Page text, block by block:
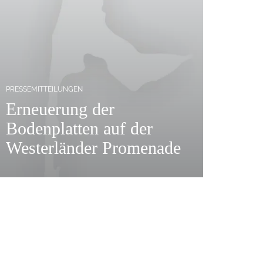
Erneuerung der
Bodenplatten auf der
Westerländer Promenade
PRESSEMITTEILUNGEN